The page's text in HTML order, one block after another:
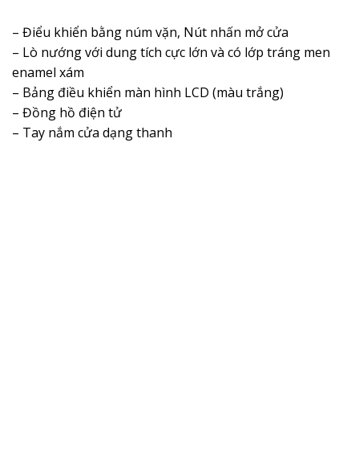
– Điểu khiển bằng núm vặn, Nút nhấn mở cửa
– Lò nướng với dung tích cực lớn và có lớp tráng men
enamel xám
– Bảng điều khiển màn hình LCD (màu trắng)
– Đồng hồ điện tử
– Tay nắm cửa dạng thanh